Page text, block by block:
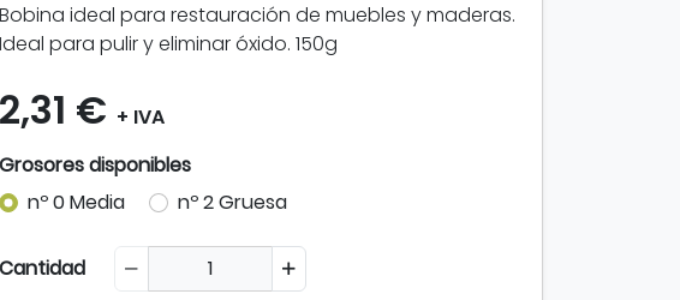
Bobina ideal para restauración de muebles y maderas.
Ideal para pulir y eliminar óxido. 150g
2,31 € + IVA
Grosores disponibles
nº 0 Media
nº 2 Gruesa
Cantidad